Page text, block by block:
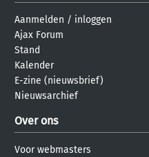
Aanmelden / inloggen
Ajax Forum
Stand
Kalender
E-zine (nieuwsbrief)
Nieuwsarchief
Over ons
Voor webmasters